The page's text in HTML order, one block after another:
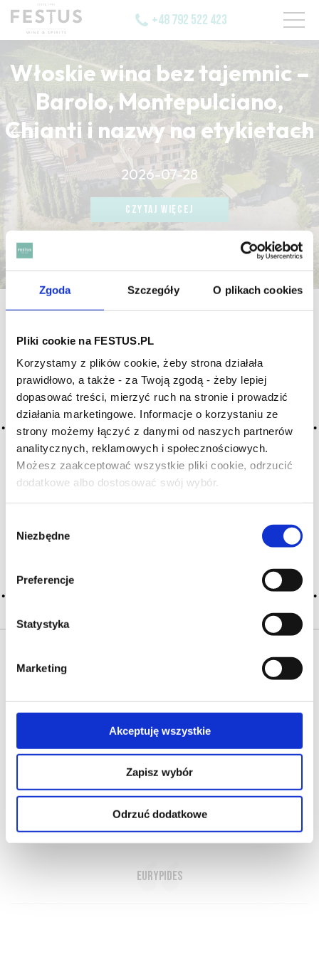
Zgoda Szczegóły O plikach cookies
Pliki cookie na FESTUS.PL
Korzystamy z plików cookie, żeby strona działała
prawidłowo, a także - za Twoją zgodą - żeby lepiej
dopasować treści, mierzyć ruch na stronie i prowadzić
działania marketingowe. Informacje o korzystaniu ze
strony możemy łączyć z danymi od naszych partnerów
analitycznych, reklamowych i społecznościowych.
Możesz zaakceptować wszystkie pliki cookie, odrzucić
dodatkowe albo dostosować swój wybór.
zgody
Niezbędne
Preferencje
Statystyka
Marketing
Akceptuję wszystkie
Zapisz wybór
Odrzuć dodatkowe
Czy masz ukończone 18 lat?
+48 792 522 423
Włoskie wina bez tajemnic –
Barolo, Montepulciano,
Chianti i nazwy na etykietach
2026-07-28
CZYTAJ WIĘCEJ
CZYTAJ WIĘCEJ
CZYTAJ WIĘCEJ
strona główna / maceration
Archiwum wpisów tagu:
maceration
maceracja
2016-05-10
jeden z głównych etapów produkcji czerwonego wina;
technika pozwalająca na kontakt moszczu gronowego
ekstrakcję tanin i aromatu; w zależności od okoliczności, m.
czerwonych winogron trwa od kilku … Więcej maceracja →
OFERTA ONLINE PRODUCENCI
PRZEWODNIK
SŁOWNIK
Gdzie nie ma wina, tam nie ma miłości
Eurypides